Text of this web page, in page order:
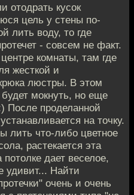
отодрать кусок
цель у стены по-
лить воду, то где
- совсем не факт.
центре комнаты, там где
жесткой и
люстры. В этом
мокнуть, но еще
После проделанной
на точку.
лить что-либо цветное
растекается эта
дает веселое,
удивит... Найти
очень и очень